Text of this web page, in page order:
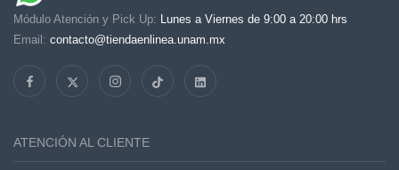
Módulo Atención y Pick Up: Lunes a Viernes de 9:00 a 20:00 hrs
Email: contacto@tiendaenlinea.unam.mx
ATENCIÓN AL CLIENTE